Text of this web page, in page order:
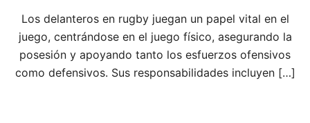
Los delanteros en rugby juegan un papel vital en el
juego, centrándose en el juego físico, asegurando la
posesión y apoyando tanto los esfuerzos ofensivos
como defensivos. Sus responsabilidades incluyen […]